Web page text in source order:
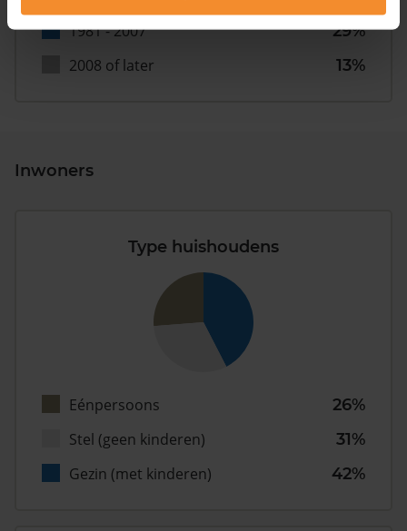
1981 - 2007
29%
2008 of later
13%
Inwoners
Type huishoudens
Eénpersoons
26%
Stel (geen kinderen)
31%
Gezin (met kinderen)
42%